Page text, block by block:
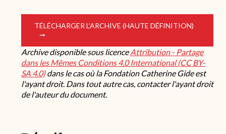
TÉLÉCHARGER L’ARCHIVE (HAUTE DÉFINITION)
Archive disponible sous licenceAttribution - Partage
dans les Mêmes Conditions 4.0 International (CC BY-
SA 4.0)dans le cas où la Fondation Catherine Gide est
l'ayant droit. Dans tout autre cas, contacter l'ayant droit
de l'auteur du document.